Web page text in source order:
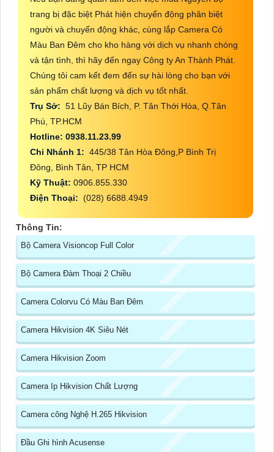
trang bị đặc biệt Phát hiện chuyển động phân biệt
người và chuyển động khác, cùng lắp Camera Có
Màu Ban Đêm cho kho hàng với dịch vụ nhanh chóng
và tận tình, thì hãy đến ngay Công ty An Thành Phát.
Chúng tôi cam kết đem đến sự hài lòng cho bạn với
sản phẩm chất lượng và dịch vụ tốt nhất.
Trụ Sở: 51 Lũy Bán Bích, P. Tân Thới Hòa, Q.Tân
Phú, TP.HCM
Hotline: 0938.11.23.99
Chi Nhánh 1: 445/38 Tân Hòa Đông,P Bình Trị
Đông, Bình Tân, TP HCM
Kỹ Thuật: 0906.855.330
Điện Thoại: (028) 6688.4949
Thông Tin:
Bộ Camera Visioncop Full Color
Bộ Camera Đàm Thoại 2 Chiều
Camera Colorvu Có Màu Ban Đêm
Camera Hikvision 4K Siêu Nét
Camera Hikvision Zoom
Camera Ip Hikvision Chất Lượng
Camera công Nghệ H.265 Hikvision
Đầu Ghi hình Acusense